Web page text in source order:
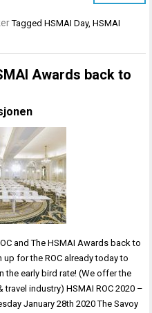
TaggedHSMAI Day,HSMAI
Awards back to
and The HSMAI Awards back to
for the ROC already today to
the early bird rate! (We offer the
industry) HSMAI ROC 2020 –
January 28th 2020 The Savoy